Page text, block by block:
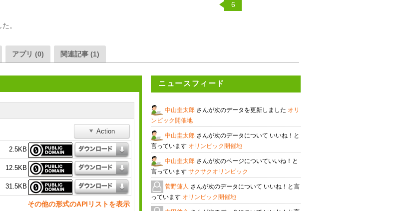
。
6
アプリ (0) 関連記事 (1)
Action
2.5KB
12.5KB
31.5KB
その他の形式のAPIリストを表示
ニュースフィード
中山圭太郎 さんが次のデータを更新しました オリ
ンピック開催地
中山圭太郎 さんが次のデータについて いいね！と
言っています オリンピック開催地
中山圭太郎 さんが次のページについていいね！と
言っています サクサクオリンピック
菅野蓮人 さんが次のデータについて いいね！と言
っています オリンピック開催地